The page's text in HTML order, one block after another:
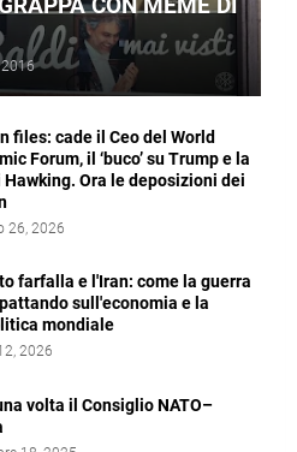
2016
files: cade il Ceo del World
Forum, il ‘buco’ su Trump e la
Ora le deposizioni dei
26, 2026
farfalla e l'Iran: come la guerra
sull'economia e la
mondiale
2026
volta il Consiglio NATO–